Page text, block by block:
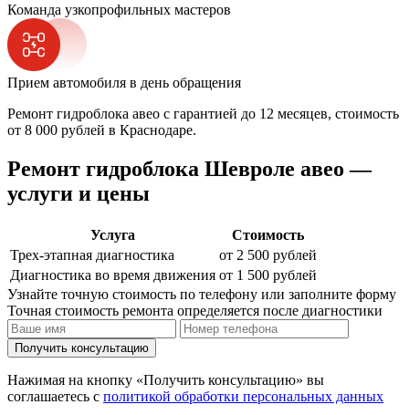
Команда узкопрофильных мастеров
Прием автомобиля в день обращения
Ремонт гидроблока авео с гарантией до 12 месяцев, стоимость
от 8 000 рублей в Краснодаре.
Ремонт гидроблока Шевроле авео —
услуги и цены
Услуга
Стоимость
Трех-этапная диагностика
от 2 500 рублей
Диагностика во время движения от 1 500 рублей
Узнайте точную стоимость по телефону или заполните форму
Точная стоимость ремонта определяется после диагностики
Получить консультацию
Нажимая на кнопку «Получить консультацию» вы
соглашаетесь с политикой обработки персональных данных